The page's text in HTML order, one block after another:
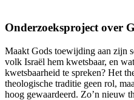
Onderzoeksproject over
Maakt Gods toewijding aan zijn
volk Israël hem kwetsbaar, en
kwetsbaarheid te spreken? Het
theologische traditie geen rol,
hoog gewaardeerd. Zo’n nieuw